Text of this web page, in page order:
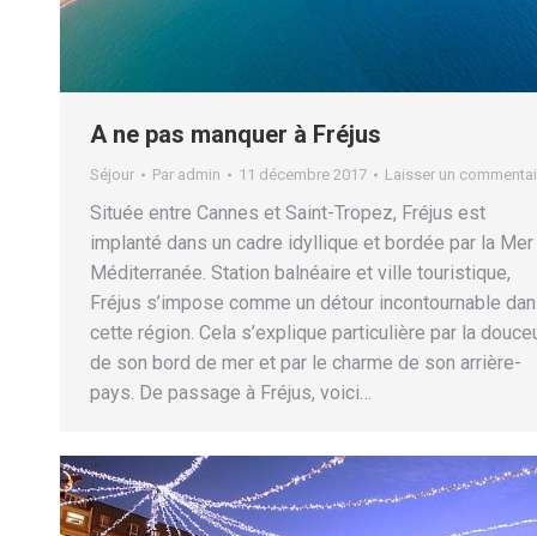
A ne pas manquer à Fréjus
Séjour Par admin 11 décembre 2017 Laisser un
Située entre Cannes et Saint-Tropez, Fréjus est
implanté dans un cadre idyllique et bordée par la Mer
Méditerranée. Station balnéaire et ville touristique,
Fréjus s’impose comme un détour incontournable
cette région. Cela s’explique particulière par la
de son bord de mer et par le charme de son arrière-
pays. De passage à Fréjus, voici…